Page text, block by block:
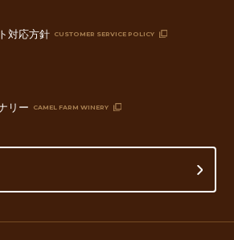
対応方針 CUSTOMER SERVICE POLICY
リー CAMEL FARM WINERY